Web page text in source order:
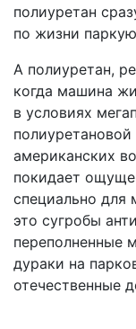
полиуретан
по жизни
А полиуретан,
когда машина
в условиях
американских
покидает
специально для
это сугробы
переполненные
дураки на
отечественные